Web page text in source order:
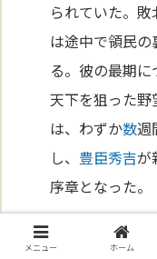
られていた。敗
は途中で領民
る。彼の最期
天下を狙った野
は、わずか数週
し、 豊臣秀吉が
序章となった。
第9章 明智光
メニュー ホーム